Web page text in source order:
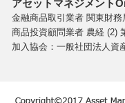
アセットマネジメント
金融商品取引業者 関東財
商品投資顧問業者 農経 (2)
加入協会：一般社団法人資